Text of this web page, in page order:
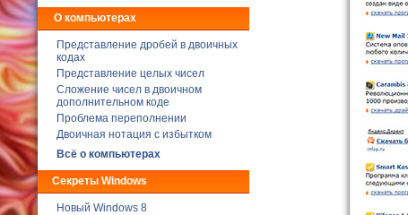
О компьютерах
Представление дробей в двоичных
кодах
Представление целых чисел
Сложение чисел в двоичном
дополнительном коде
Проблема переполнении
Двоичная нотация с избытком
Всё о компьютерах
Секреты Windows
Новый Windows 8